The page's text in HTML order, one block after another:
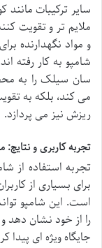
سایر ترکیبات مانند
ملایم تر و تقویت
و مواد نگهدارنده
شامپو به کار رفته
سان سیلک را به
می کند، بلکه به
ریزش نیز می پردازد.
تجربه کاربری و
تجربه استفاده
برای بسیاری از
است. این شامپو
را از خود نشان دهد
جایگاه ویژه ای پیدا